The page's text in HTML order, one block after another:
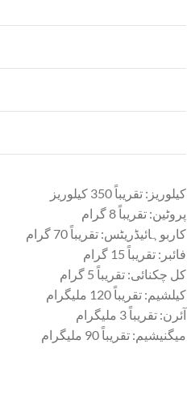
کیلوریز: تقریباً 350 کیلوریز
پروٹین: تقریباً 8 گرام
کاربوہائیڈریٹس: تقریباً 70 گرام
فائبر: تقریباً 15 گرام
کل چکنائی: تقریباً 5 گرام
کیلشیم: تقریباً 120 ملیگرام
آئرن: تقریباً 3 ملیگرام
میگنیشیم: تقریباً 90 ملیگرام